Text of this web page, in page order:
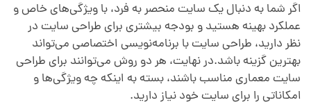
اگر شما به دنبال یک سایت منحصر به فرد، با ویژگی‌های خاص و
عملکرد بهینه هستید و بودجه بیشتری برای طراحی سایت در
نظر دارید، طراحی سایت با برنامه‌نویسی اختصاصی می‌تواند
بهترین گزینه باشد.در نهایت، هر دو روش می‌توانند برای طراحی
سایت معماری مناسب باشند، بسته به اینکه چه ویژگی‌ها و
امکاناتی را برای سایت خود نیاز دارید.